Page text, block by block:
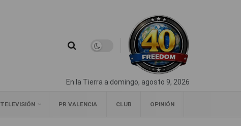
En la Tierra a domingo, agosto 9, 2026
TELEVISIÓN PR VALENCIA CLUB OPINIÓN